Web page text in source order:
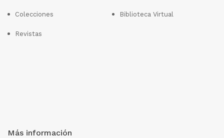
Colecciones
Revistas
Biblioteca Virtual
Más información